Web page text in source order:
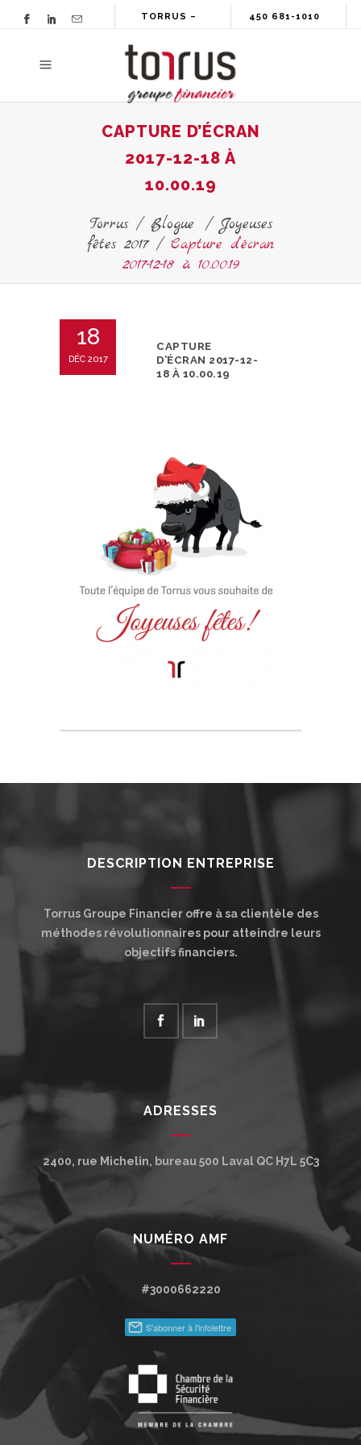
TORRUS – 450 681-1010
CAPTURE D’ÉCRAN
2017-12-18 À
10.00.19
Torrus/ Blogue /Joyeuses
fêtes 2017/ Capture d’écran
2017-12-18 à 10.00.19
18
DÉC 2017
CAPTURE
D’ÉCRAN 2017-12-
18 À 10.00.19
DESCRIPTION ENTREPRISE
Torrus Groupe Financier offre à sa clientèle des
méthodes révolutionnaires pour atteindre leurs
objectifs financiers.
ADRESSES
2400, rue Michelin, bureau 500 Laval QC H7L 5C3
NUMÉRO AMF
#3000662220